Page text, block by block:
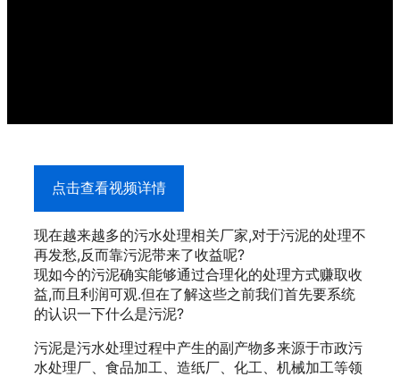
点击查看视频详情
现在越来越多的污水处理相关厂家,对于污泥的处理不
再发愁,反而靠污泥带来了收益呢?
现如今的污泥确实能够通过合理化的处理方式赚取收
益,而且利润可观.但在了解这些之前我们首先要系统
的认识一下什么是污泥?
污泥是污水处理过程中产生的副产物多来源于市政污
水处理厂、食品加工、造纸厂、化工、机械加工等领